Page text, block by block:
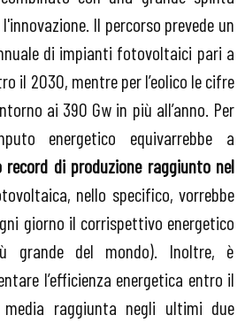
Il percorso prevede un
di impianti fotovoltaici pari a
il 2030, mentre per l’eolico le cifre
ai 390 Gw in più all’anno. Per
energetico equivarrebbe a
di produzione raggiunto nel
nello specifico, vorrebbe
giorno il corrispettivo energetico
grande del mondo). Inoltre, è
l’efficienza energetica entro il
raggiunta negli ultimi due